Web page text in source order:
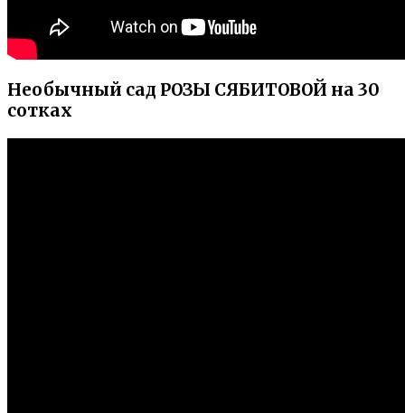
Необычный сад РОЗЫ СЯБИТОВОЙ на 30
сотках